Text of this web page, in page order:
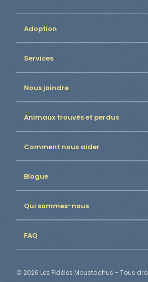
Adoption
Services
Nous joindre
Animaux trouvés et perdus
Comment nous aider
Blogue
Qui sommes-nous
FAQ
© 2026 Les Fidèles Moustachus - Tous